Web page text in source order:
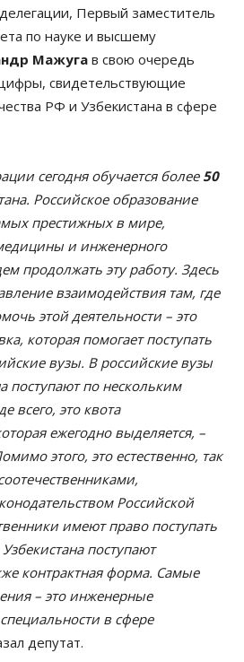
Первый заместитель
по науке и высшему
Мажуга в свою очередь
свидетельствующие
РФ и Узбекистана в сфере
сегодня обучается более 50
Российское образование
престижных в мире,
и инженерного
продолжать эту работу. Здесь
взаимодействия там, где
этой деятельности – это
которая помогает поступать
вузы. В российские вузы
поступают по нескольким
всего, это квота
ежегодно выделяется, –
этого, это естественно, так
Российской
имеют право поступать
поступают
контрактная форма. Самые
– это инженерные
в сфере
депутат.